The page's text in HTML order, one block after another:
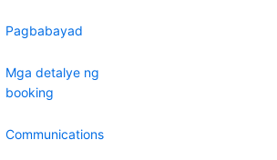
Pagbabayad
Mga detalye ng
booking
Communications